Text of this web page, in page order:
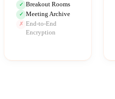
✓ Breakout Rooms
✓ Meeting Archive
✗ End-to-End
Encryption